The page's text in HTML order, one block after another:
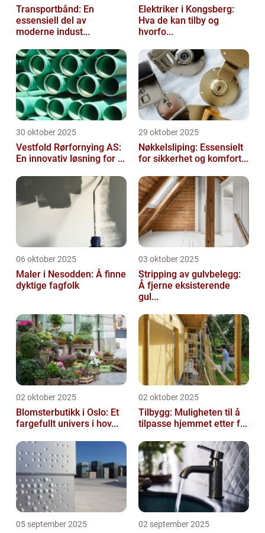
Transportbånd: En
essensiell del av
moderne indust...
Elektriker i Kongsberg:
Hva de kan tilby og
hvorfo...
30 oktober 2025
Vestfold Rørfornying AS:
En innovativ løsning for ...
29 oktober 2025
Nøkkelsliping: Essensielt
for sikkerhet og komfort...
06 oktober 2025
Maler i Nesodden: Å finne
dyktige fagfolk
03 oktober 2025
Stripping av gulvbelegg:
Å fjerne eksisterende
gul...
02 oktober 2025
Blomsterbutikk i Oslo: Et
fargefullt univers i hov...
02 oktober 2025
Tilbygg: Muligheten til å
tilpasse hjemmet etter f...
05 september 2025 02 september 2025